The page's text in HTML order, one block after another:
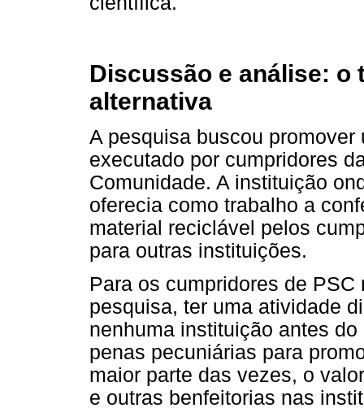
Discussão e análise: o
alternativa
A pesquisa buscou
executado por cumpridores
Comunidade. A instituição
oferecia como trabalho a
material reciclável pelos
para outras instituições.
Para os cumpridores de
pesquisa, ter uma atividade
nenhuma instituição antes
penas pecuniárias para
maior parte das vezes, o
e outras benfeitorias nas